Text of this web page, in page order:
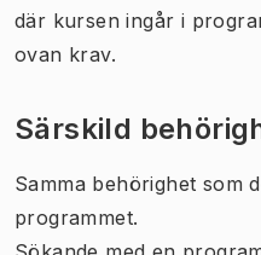
där kursen ingår i
ovan krav.
Särskild
Samma behörighet som
programmet.